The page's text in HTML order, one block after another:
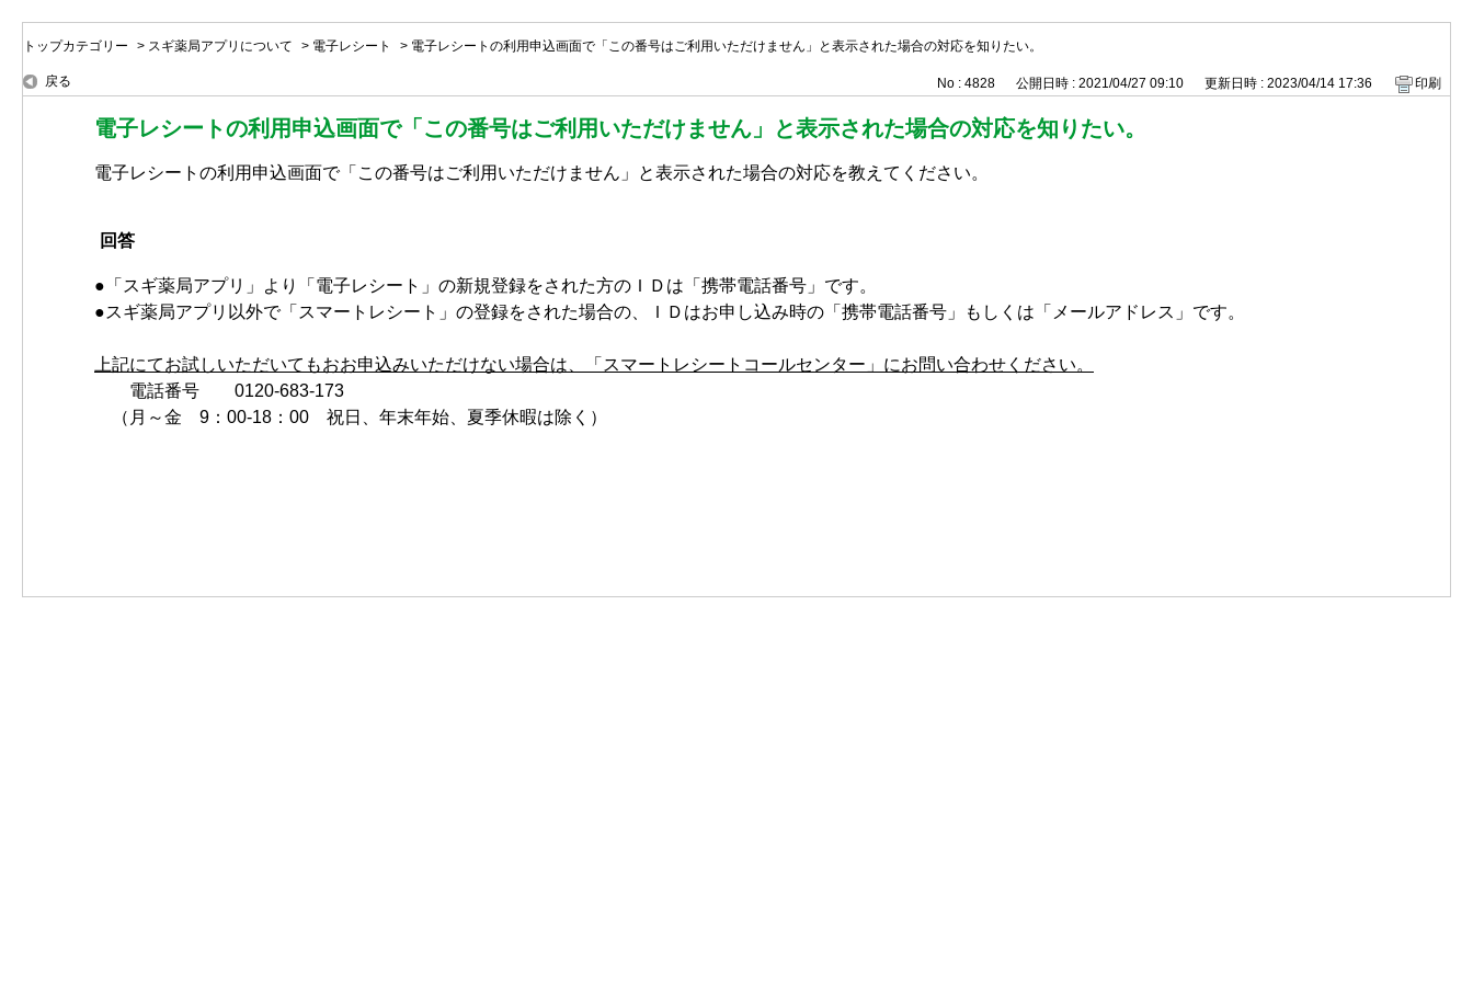
トップカテゴリー > スギ薬局アプリについて > 電子レシート > 電子レシートの利用申込画面で「この番号はご利用いただけません」と表示された場合の対応を知りたい。
戻る No : 4828 公開日時 : 2021/04/27 09:10 更新日時 : 2023/04/14 17:36 印刷
電子レシートの利用申込画面で「この番号はご利用いただけません」と表示された場合の対応を知りたい。
電子レシートの利用申込画面で「この番号はご利用いただけません」と表示された場合の対応を教えてください。
回答
●「スギ薬局アプリ」より「電子レシート」の新規登録をされた方のＩＤは「携帯電話番号」です。
●スギ薬局アプリ以外で「スマートレシート」の登録をされた場合の、ＩＤはお申し込み時の「携帯電話番号」もしくは「メールアドレス」です。
上記にてお試しいただいてもおお申込みいただけない場合は、「スマートレシートコールセンター」にお問い合わせください。
電話番号 0120-683-173
（月～金 9：00-18：00 祝日、年末年始、夏季休暇は除く）